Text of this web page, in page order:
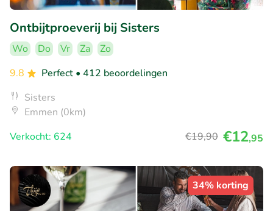
Ontbijtproeverij bij Sisters
Wo Do Vr Za
Zo
9.8
Perfect • 412 beoordelingen
Sisters
Emmen (0km)
Verkocht: 624
€19,90 €12,95
34% korting